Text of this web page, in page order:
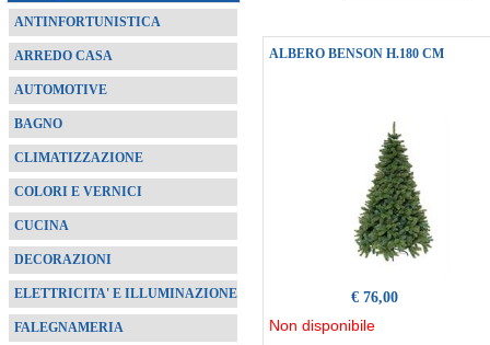
ANTINFORTUNISTICA
ARREDO CASA
AUTOMOTIVE
BAGNO
CLIMATIZZAZIONE
COLORI E VERNICI
CUCINA
DECORAZIONI
ELETTRICITA' E ILLUMINAZIONE
FALEGNAMERIA
ALBERO BENSON H.180 CM
€ 76,00
Non disponibile